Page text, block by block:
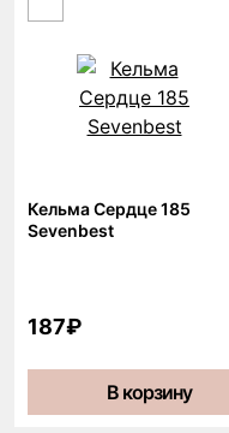
Кельма Сердце 185
Sevenbest
187₽
В корзину